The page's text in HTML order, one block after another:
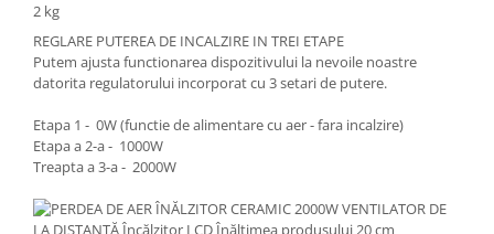
REGLARE PUTEREA DE INCALZIRE IN TREI ETAPE
Putem ajusta functionarea dispozitivului la nevoile noastre
datorita regulatorului incorporat cu 3 setari de putere.
Etapa 1 - 0W (functie de alimentare cu aer - fara incalzire)
Etapa a 2-a - 1000W
Treapta a 3-a - 2000W